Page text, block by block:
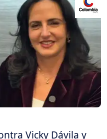
Vicky Dávila y